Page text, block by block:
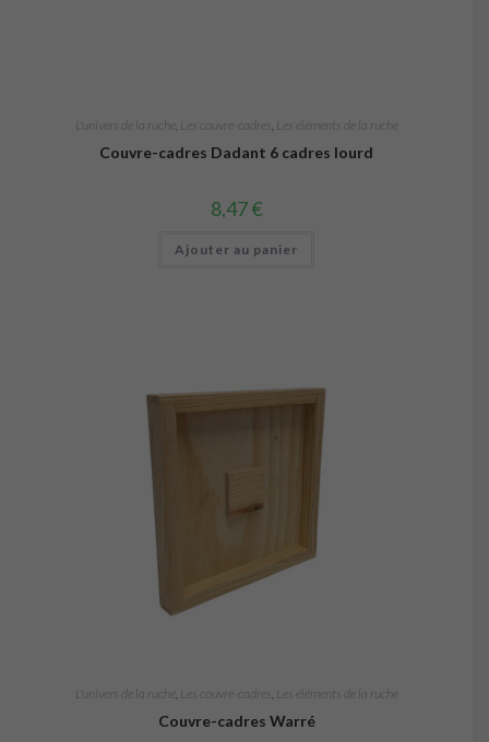
L'univers de la ruche , Les couvre-cadres, Les éléments de la ruche
Couvre-cadres Dadant 6 cadres lourd
8,47€
Ajouter au panier
L'univers de la ruche Les couvre-cadres Les éléments de la ruche
Couvre-cadres Warré